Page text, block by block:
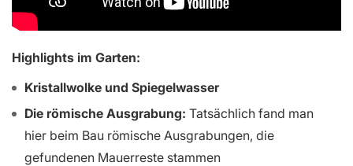
Highlights im Garten:
Kristallwolke und Spiegelwasser
Die römische Ausgrabung: Tatsächlich fand man
hier beim Bau römische Ausgrabungen, die
gefundenen Mauerreste stammen